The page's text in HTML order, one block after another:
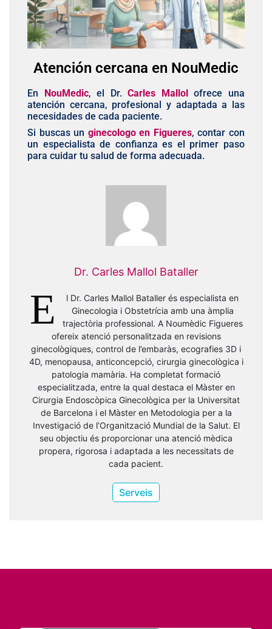
Atención cercana en NouMedic
En NouMedic, el Dr.Carles Mallolofrece una
atención cercana, profesional y adaptada a las
necesidades de cada paciente.
Si buscas un ginecologo en Figueres, contar con
un especialista de confianza es el primer paso
para cuidar tu salud de forma adecuada.
Dr. Carles Mallol Bataller
E
l Dr. Carles Mallol Bataller és especialista en
Ginecologia i Obstetrícia amb una àmplia
trajectòria professional. A Noumèdic Figueres
ofereix atenció personalitzada en revisions
ginecològiques, control de l’embaràs, ecografies 3D i
4D, menopausa, anticoncepció, cirurgia ginecològica i
patologia mamària. Ha completat formació
especialitzada, entre la qual destaca el Màster en
Cirurgia Endoscòpica Ginecològica per la Universitat
de Barcelona i el Màster en Metodologia per a la
Investigació de l’Organització Mundial de la Salut. El
seu objectiu és proporcionar una atenció mèdica
propera, rigorosa i adaptada a les necessitats de
cada pacient.
Serveis